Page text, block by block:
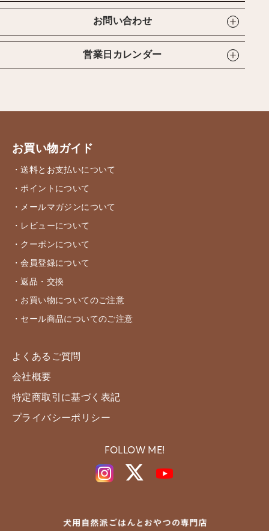
お問い合わせ
営業日カレンダー
お買い物ガイド
・送料とお支払いについて
・ポイントについて
・メールマガジンについて
・レビューについて
・クーポンについて
・会員登録について
・返品・交換
・お買い物についてのご注意
・セール商品についてのご注意
よくあるご質問
会社概要
特定商取引に基づく表記
プライバシーポリシー
FOLLOW ME!